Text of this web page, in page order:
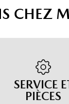
CHEZ
SERVICE
PIÈCES